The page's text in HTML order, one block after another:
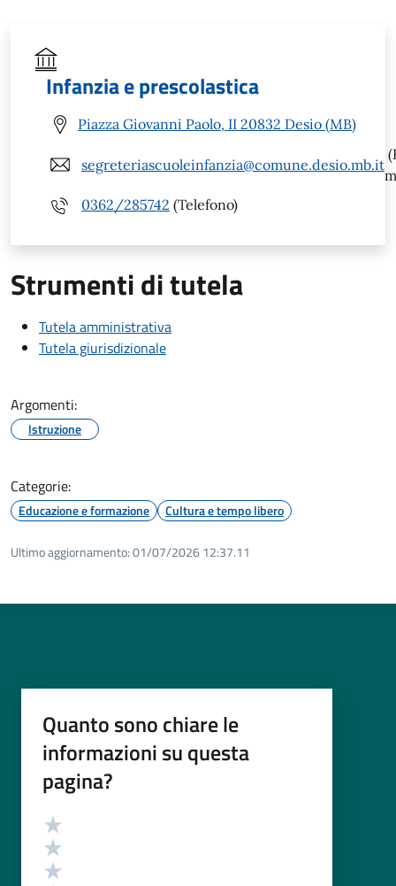
Infanzia e prescolastica
Piazza Giovanni Paolo, II 20832 Desio (MB)
segreteriascuoleinfanzia@comune.desio.mb.it
0362/285742 (Telefono)
Strumenti di tutela
Tutela amministrativa
Tutela giurisdizionale
Argomenti:
Istruzione
Categorie:
Educazione e formazione Cultura e tempo libero
Ultimo aggiornamento:01/07/2026 12:37.11
Quanto sono chiare le
informazioni su questa
pagina?
Valutazione